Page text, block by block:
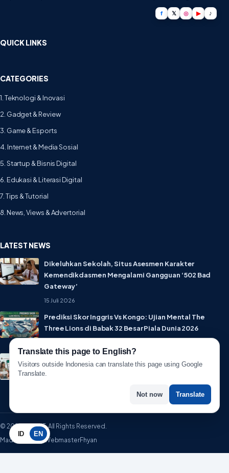
f 𝕏 ◎ ▶ ♪
QUICK LINKS
CATEGORIES
1. Teknologi & Inovasi
2. Gadget & Review
3. Game & Esports
4. Internet & Media Sosial
5. Startup & Bisnis Digital
6. Edukasi & Literasi Digital
7. Tips & Tutorial
8. News, Views & Advertorial
LATEST NEWS
Dikeluhkan Sekolah, Situs Asesmen Karakter
Kemendikdasmen Mengalami Gangguan ‘502 Bad
Gateway’
15 Juli 2026
Prediksi Skor Inggris Vs Kongo: Ujian Mental The
Three Lions di Babak 32 Besar Piala Dunia 2026
© 2026 WartaIT. All Rights Reserved.
Made with ♥ by WebmasterFhyan
ID EN
Translate this page to English?
Visitors outside Indonesia can translate this page using Google
Translate.
Not now Translate